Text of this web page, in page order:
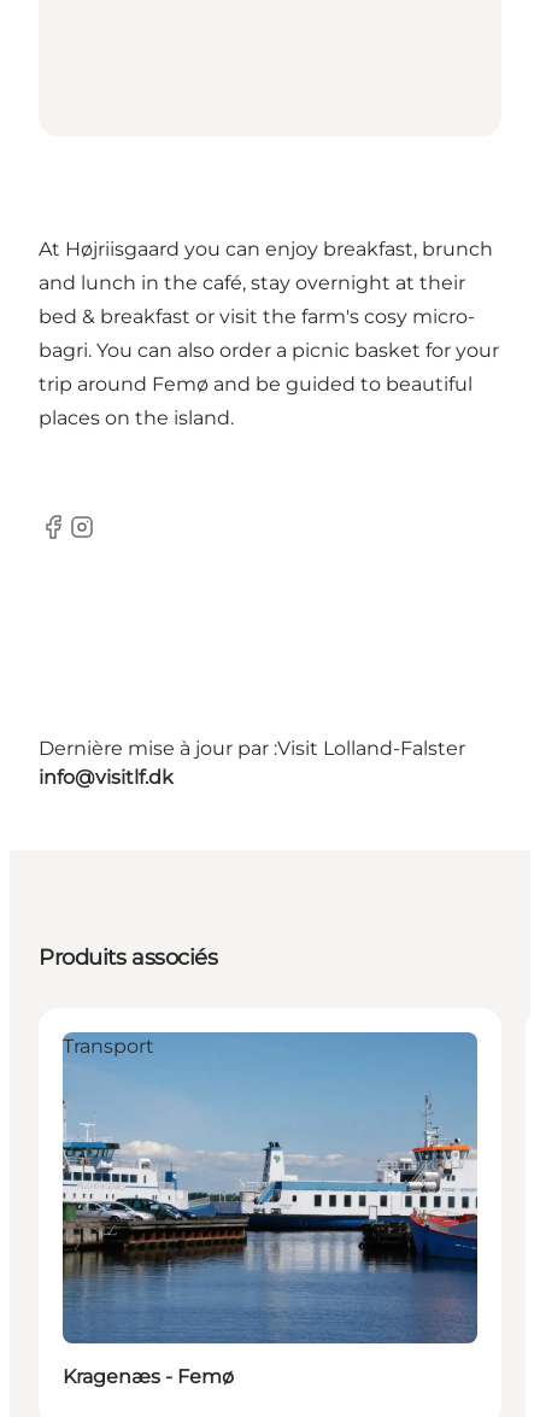
At Højriisgaard you can enjoy breakfast, brunch
and lunch in the café, stay overnight at their
bed & breakfast or visit the farm's cosy micro-
bagri. You can also order a picnic basket for your
trip around Femø and be guided to beautiful
places on the island.
Facebook
Instagram
Dernière mise à jour par :Visit Lolland-Falster
info@visitlf.dk
Produits associés
Transport
Kragenæs - Femø